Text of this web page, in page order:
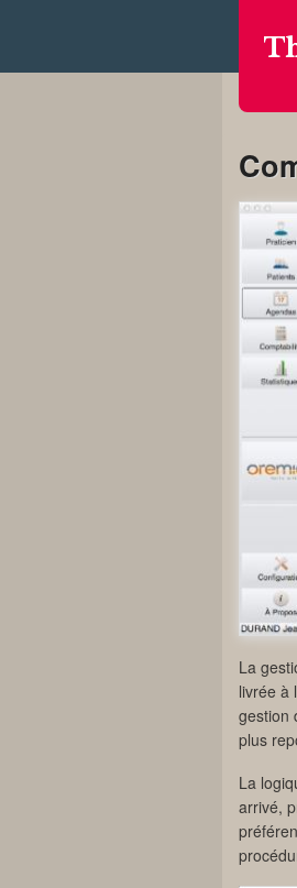
La
livrée à
gestion
plus
La
arrivé,